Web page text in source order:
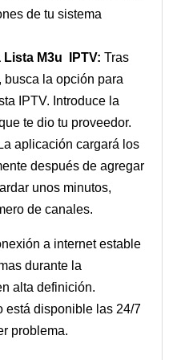
de tu sistema
M3u IPTV: Tras
la opción para
IPTV. Introduce la
te dio tu proveedor.
La aplicación cargará los
después de agregar
unos minutos,
de canales.
a internet estable
durante la
alta definición.
está disponible las 24/7
problema.